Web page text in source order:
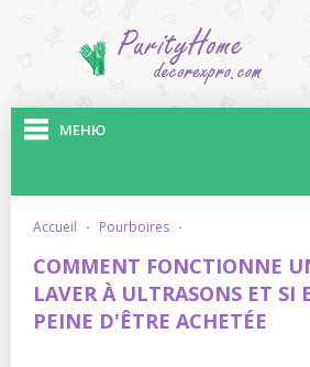
МЕНЮ
accueil · pourboires ·
COMMENT FONCTIONNE
LAVER À ULTRASONS ET SI
PEINE D'ÊTRE ACHETÉE